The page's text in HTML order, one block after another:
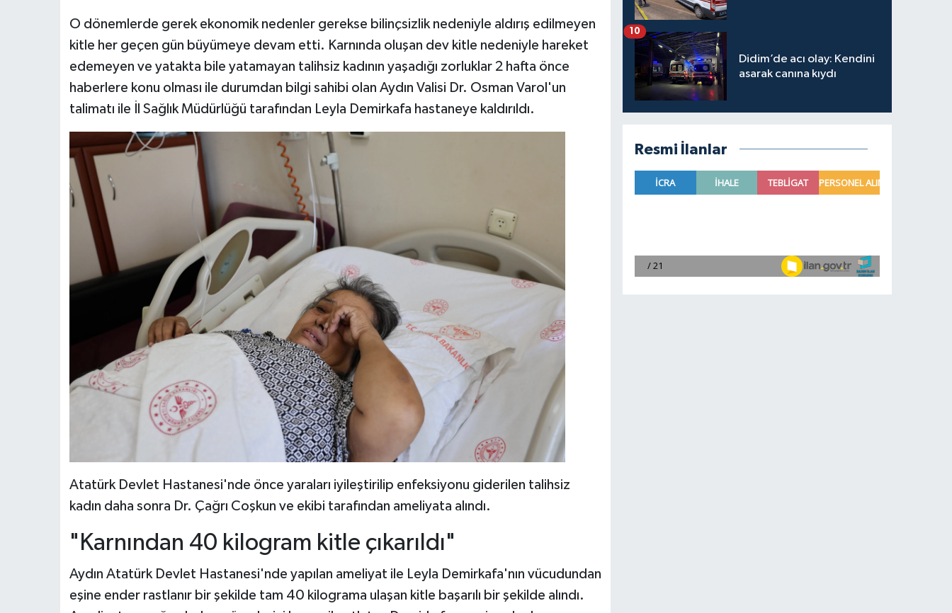
O dönemlerde gerek ekonomik nedenler gerekse bilinçsizlik nedeniyle aldırış edilmeyen
kitle her geçen gün büyümeye devam etti. Karnında oluşan dev kitle nedeniyle hareket
edemeyen ve yatakta bile yatamayan talihsiz kadının yaşadığı zorluklar 2 hafta önce
haberlere konu olması ile durumdan bilgi sahibi olan Aydın Valisi Dr. Osman Varol'un
talimatı ile İl Sağlık Müdürlüğü tarafından Leyla Demirkafa hastaneye kaldırıldı.
Atatürk Devlet Hastanesi'nde önce yaraları iyileştirilip enfeksiyonu giderilen talihsiz
kadın daha sonra Dr. Çağrı Coşkun ve ekibi tarafından ameliyata alındı.
"Karnından 40 kilogram kitle çıkarıldı"
Aydın Atatürk Devlet Hastanesi'nde yapılan ameliyat ile Leyla Demirkafa'nın vücudundan
eşine ender rastlanır bir şekilde tam 40 kilograma ulaşan kitle başarılı bir şekilde alındı.
Didim’de acı olay: Kendini
asarak canına kıydı
10
Resmi İlanlar